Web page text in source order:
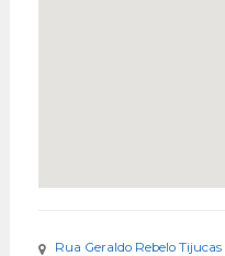
Rua Geraldo Rebelo